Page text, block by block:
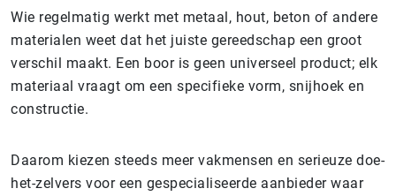
Wie regelmatig werkt met metaal, hout, beton of andere
materialen weet dat het juiste gereedschap een groot
verschil maakt. Een boor is geen universeel product; elk
materiaal vraagt om een specifieke vorm, snijhoek en
constructie.
Daarom kiezen steeds meer vakmensen en serieuze doe-
het-zelvers voor een gespecialiseerde aanbieder waar